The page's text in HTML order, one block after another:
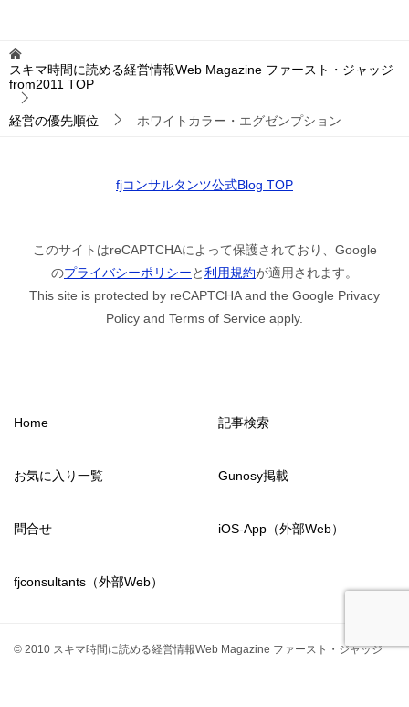
スキマ時間に読める経営情報Web Magazine ファースト・ジャッジ
from2011 TOP
経営の優先順位 ホワイトカラー・エグゼンプション
fjコンサルタンツ公式Blog TOP
このサイトはreCAPTCHAによって保護されており、Google
のプライバシーポリシーと利用規約が適用されます。
This site is protected by reCAPTCHA and the Google Privacy
Policy and Terms of Service apply.
Home 記事検索
お気に入り一覧 Gunosy掲載
問合せ iOS-App（外部Web）
fjconsultants（外部Web）
© 2010 スキマ時間に読める経営情報Web Magazine ファースト・ジャッジ